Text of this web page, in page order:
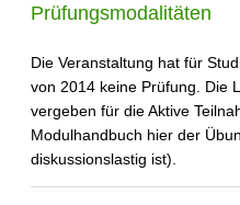
Prüfungsmodalitäten
Die Veranstaltung hat für
von 2014 keine Prüfung. Die
vergeben für die Aktive
Modulhandbuch hier der
diskussionslastig ist).